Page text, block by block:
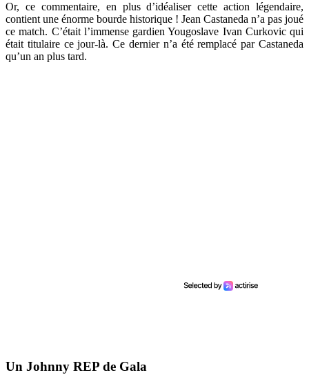
Or, ce commentaire, en plus d’idéaliser cette action légendaire,
contient une énorme bourde historique ! Jean Castaneda n’a pas joué
ce match. C’était l’immense gardien Yougoslave Ivan Curkovic qui
était titulaire ce jour-là. Ce dernier n’a été remplacé par Castaneda
qu’un an plus tard.
Un Johnny REP de Gala